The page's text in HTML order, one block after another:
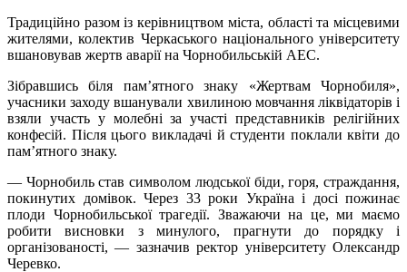
Традиційно разом із керівництвом міста, області та місцевими
жителями, колектив Черкаського національного університету
вшановував жертв аварії на Чорнобильській АЕС.
Зібравшись біля пам’ятного знаку «Жертвам Чорнобиля»,
учасники заходу вшанували хвилиною мовчання ліквідаторів і
взяли участь у молебні за участі представників релігійних
конфесій. Після цього викладачі й студенти поклали квіти до
пам’ятного знаку.
— Чорнобиль став символом людської біди, горя, страждання,
покинутих домівок. Через 33 роки Україна і досі пожинає
плоди Чорнобильської трагедії. Зважаючи на це, ми маємо
робити висновки з минулого, прагнути до порядку і
організованості, — зазначив ректор університету Олександр
Черевко.